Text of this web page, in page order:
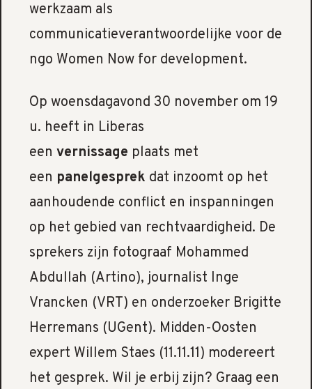
werkzaam als
communicatieverantwoordelijke voor de
ngo Women Now for development.
Op woensdagavond 30 november om 19
u. heeft in Liberas
een vernissage plaats met
een panelgesprek dat inzoomt op het
aanhoudende conflict en inspanningen
op het gebied van rechtvaardigheid. De
sprekers zijn fotograaf Mohammed
Abdullah (Artino), journalist Inge
Vrancken (VRT) en onderzoeker Brigitte
Herremans (UGent). Midden-Oosten
expert Willem Staes (11.11.11) modereert
het gesprek. Wil je erbij zijn? Graag een